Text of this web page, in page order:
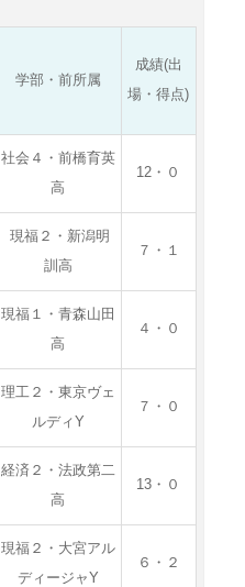
学部・前所属
成績(出
場・得点)
社会４・前橋育英
高
12・０
現福２・新潟明
訓高
７・１
現福１・青森山田
高
４・０
理工２・東京ヴェ
ルディY
７・０
経済２・法政第二
高
13・０
現福２・大宮アル
ディージャY
６・２